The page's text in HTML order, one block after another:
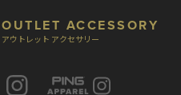
OUTLET ACCESSORY
アウトレット アクセサリー